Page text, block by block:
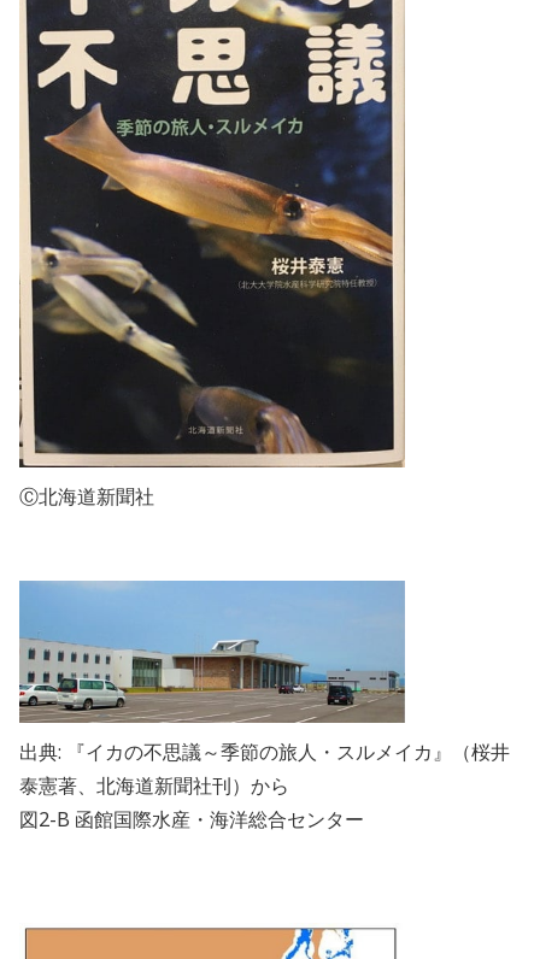
Ⓒ北海道新聞社
出典:
『イカの不思議～季節の旅人・スルメイカ』（桜井
泰憲著、北海道新聞社刊）から
図2-B 函館国際水産・海洋総合センター